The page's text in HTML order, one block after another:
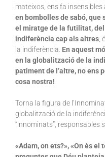
mateixos, ens fa insensibles
en bombolles de sabó, que
el miratge de la futilitat,
indiferència cap als altres,
la indiferència. En aquest
en la globalització de la
patiment de l’altre, no ens
cosa nostra!
Torna la figura de
globalització de la
“innominats”, responsables
«Adam, on ets?», «On és el